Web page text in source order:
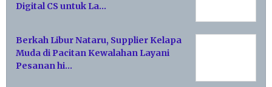
Digital CS untuk La…
Berkah Libur Nataru, Supplier Kelapa
Muda di Pacitan Kewalahan Layani
Pesanan hi…